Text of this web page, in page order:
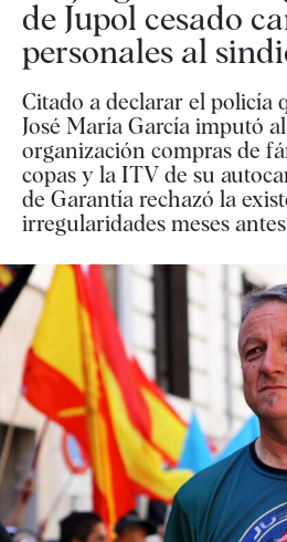
de Jupol cesado
personales al
Citado a declarar el policía
José María García imputó
organización compras de
copas y la ITV de su
de Garantía rechazó la
irregularidades meses antes